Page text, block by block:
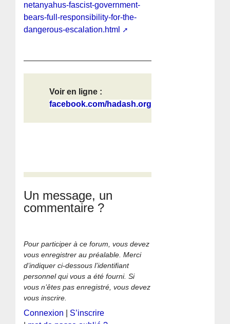
netanyahus-fascist-government-
bears-full-responsibility-for-the-
dangerous-escalation.html
Voir en ligne :
facebook.com/hadash.org.il
Un message, un
commentaire ?
Pour participer à ce forum, vous devez
vous enregistrer au préalable. Merci
d’indiquer ci-dessous l’identifiant
personnel qui vous a été fourni. Si
vous n’êtes pas enregistré, vous devez
vous inscrire.
Connexion
S’inscrire